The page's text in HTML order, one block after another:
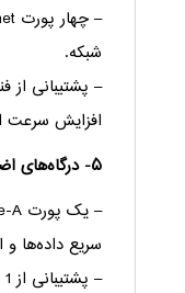
شبکه.
افزایش سرعت
۵- درگاه‌های اضافی:
سریع داده‌ها